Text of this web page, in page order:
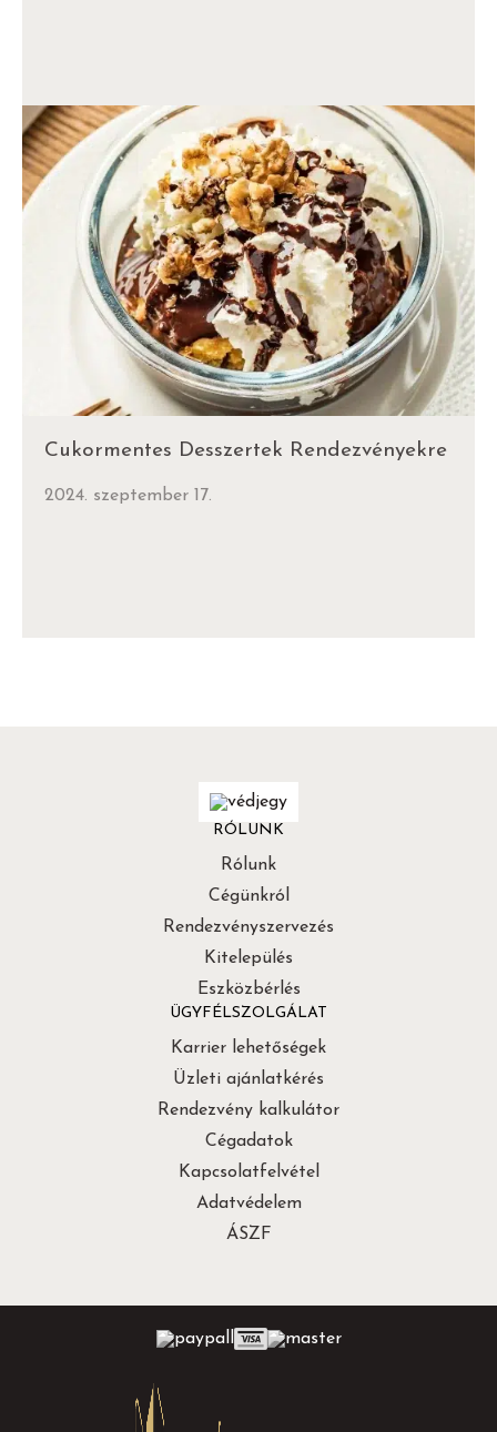
Cukormentes Desszertek Rendezvényekre
2024. szeptember 17.
RÓLUNK
Rólunk
Cégünkról
Rendezvényszervezés
Kitelepülés
Eszközbérlés
ÜGYFÉLSZOLGÁLAT
Karrier lehetőségek
Üzleti ajánlatkérés
Rendezvény kalkulátor
Cégadatok
Kapcsolatfelvétel
Adatvédelem
ÁSZF